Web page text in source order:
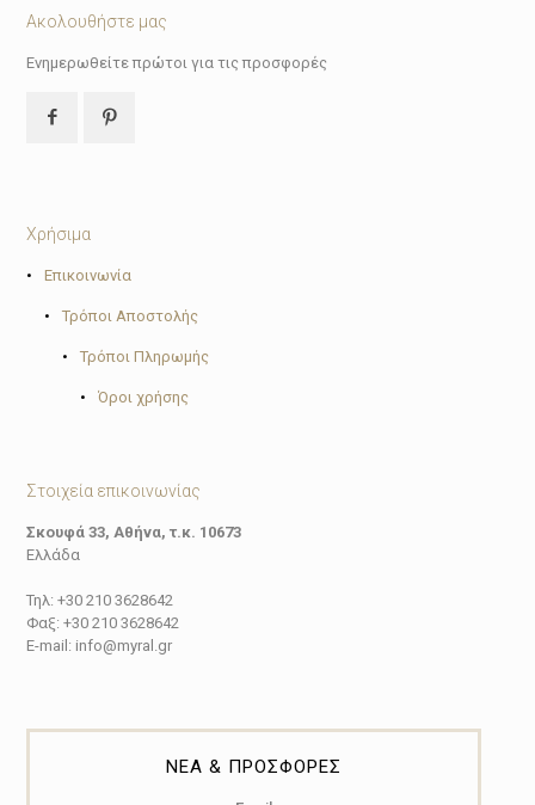
Ακολουθήστε μας
Ενημερωθείτε πρώτοι για τις προσφορές
Χρήσιμα
• Επικοινωνία
• Τρόποι Αποστολής
• Τρόποι Πληρωμής
• Όροι χρήσης
Στοιχεία επικοινωνίας
Σκουφά 33, Αθήνα, τ.κ. 10673
Ελλάδα
Τηλ: +30 210 3628642
Φαξ: +30 210 3628642
E-mail: info@myral.gr
ΝΕΑ & ΠΡΟΣΦΟΡΕΣ